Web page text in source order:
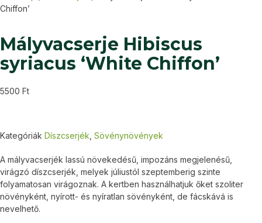
Chiffon’
Mályvacserje Hibiscus
syriacus ‘White Chiffon’
5500 Ft
Kategóriák Díszcserjék Sövénynövények
A mályvacserjék lassú növekedésű, impozáns megjelenésű,
virágzó díszcserjék, melyek júliustól szeptemberig szinte
folyamatosan virágoznak. A kertben használhatjuk őket szoliter
növényként, nyírott- és nyíratlan sövényként, de fácskává is
nevelhető.